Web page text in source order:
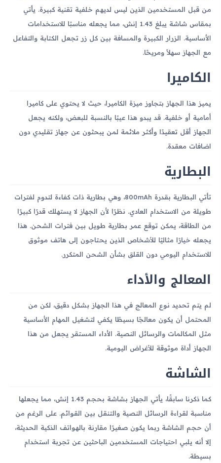
من قبل المستخدمين الذين ليس لديهم خلفية تقنية كبيرة. يأتي
بمقاس شاشة يبلغ 1.43 إنش، مما يجعله مناسبًا للاستخدامات
الأساسية. الزرار الكبيرة والمسافة بين كل زر تجعل الكتابة والتفاعل
مع الجهاز سهلاً ومريحًا.
الكاميرا
يميز هذا الجهاز بتجاوز ميزة الكاميرا، حيث لا يحتوي على كاميرا
أمامية أو خلفية. قد يبدو هذا عيبًا بالنسبة للبعض، ولكنه يجعل
الجهاز أقل تعقيدًا وأكثر ملائمة لمن يبحثون عن جهاز تقليدي دون
اضافات معقدة.
البطارية
تأتي البطارية بقدرة 800mAh، وهي بطارية ذات كفاءة لتدوم لفترات
طويلة من الاستخدام العادي. نظرًا لأن الجهاز لا يستهلك قدرًا كبيرًا
من الطاقة، يمكن توقع عمر بطارية طويل بين فترات الشحن. هذا
يجعله خيارًا مثاليًا للأشخاص الذين يحتاجون إلى هاتف موثوق
للاستخدام اليومي دون القلق بشأن الشحن المتكرر.
المعالج والأداء
لم يتم تحديد نوع المعالج في هذا الجهاز بشكل دقيق، لكن من
المحتمل أن يكون معالجًا بسيطًا يكفي لتشغيل المهام الأساسية
مثل المكالمات والرسائل النصية. الأداء المستقر يجعل من هذا
الجهاز أداة موثوقة للأغراض اليومية.
الشاشة
كما ذكرنا سابقًا، يأتي الجهاز بشاشة بحجم 1.43 إنش، مما يجعلها
مناسبة لقراءة الرسائل النصية والتنقل بين القوائم. على الرغم من
أن حجم الشاشة ربما يكون صغيرًا مقارنة بالهواتف الذكية الحديثة،
إلا أنه يلبي احتياجات المستخدمين الباحثين عن تجربة استخدام
بسيطة.